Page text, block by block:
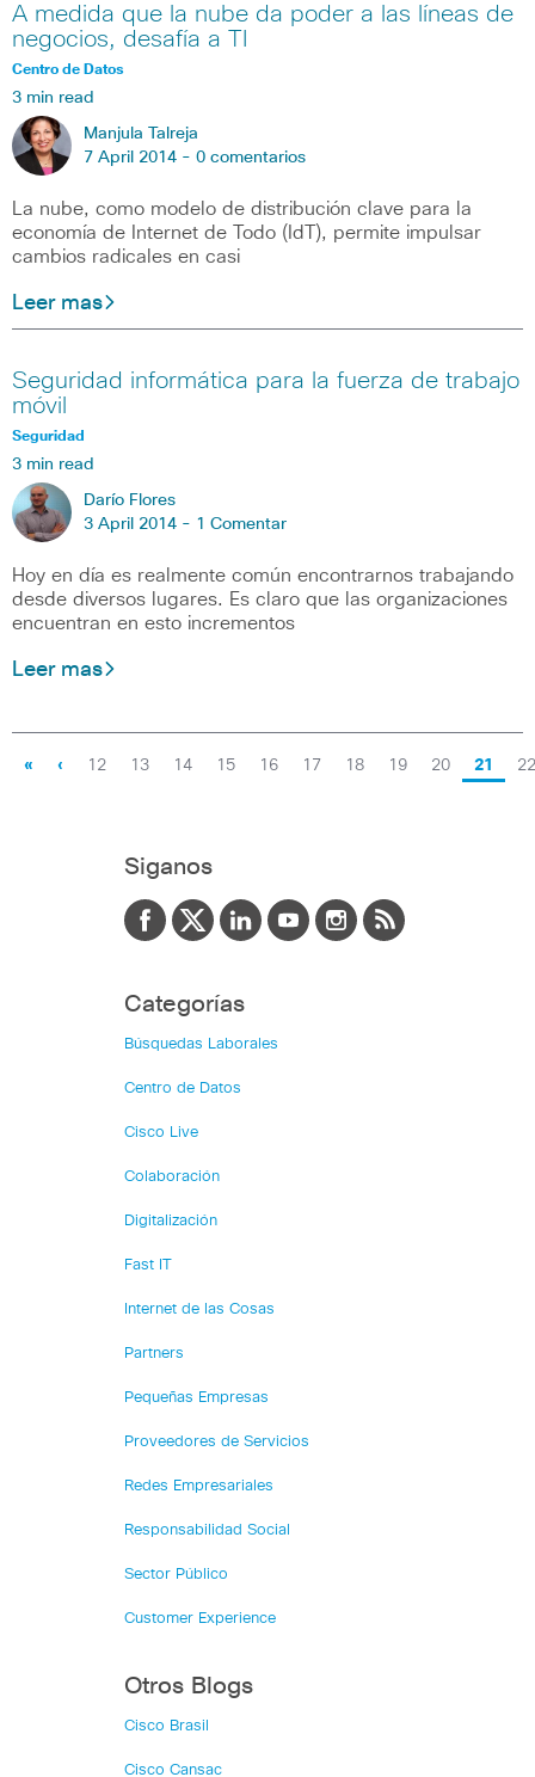
A medida que la nube da poder a las líneas de
negocios, desafía a TI
Centro de Datos
3 min read
Manjula Talreja
7 April 2014 - 0 comentarios
La nube, como modelo de distribución clave para la
economía de Internet de Todo (IdT), permite impulsar
cambios radicales en casi
Leer mas
Seguridad informática para la fuerza de trabajo
móvil
Seguridad
3 min read
Darío Flores
3 April 2014 - 1 Comentar
Hoy en día es realmente común encontrarnos trabajando
desde diversos lugares. Es claro que las organizaciones
encuentran en esto incrementos
Leer mas
« ‹ 12 13 14 15 16 17 18 19 20 21 22
Siganos
Categorías
Búsquedas Laborales
Centro de Datos
Cisco Live
Colaboración
Digitalización
Fast IT
Internet de las Cosas
Partners
Pequeñas Empresas
Proveedores de Servicios
Redes Empresariales
Responsabilidad Social
Sector Público
Customer Experience
Otros Blogs
Cisco Brasil
Cisco Cansac